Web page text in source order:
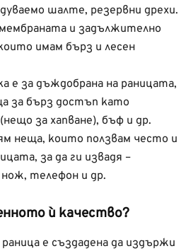
шалте, резервни дрехи.
и задължително
имам бърз и лесен
е за дъждобрана на раницата,
за бърз достъп като
за хапване), бъф и др.
неща, които ползвам често и
за да ги извадя –
телефон и др.
ѝ качество?
е създадена да издържи